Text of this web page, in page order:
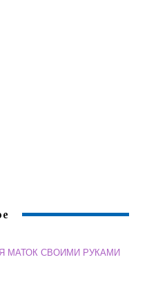
МАТОК СВОИМИ РУКАМИ